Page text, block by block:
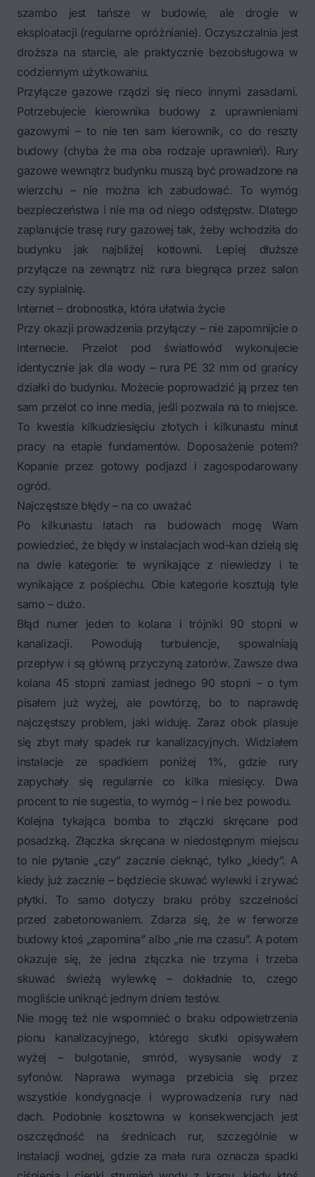
szambo jest tańsze w budowie, ale drogie w
eksploatacji (regularne opróżnianie). Oczyszczalnia jest
droższa na starcie, ale praktycznie bezobsługowa w
codziennym użytkowaniu.
Przyłącze gazowe rządzi się nieco innymi zasadami.
Potrzebujecie kierownika budowy z uprawnieniami
gazowymi – to nie ten sam kierownik, co do reszty
budowy (chyba że ma oba rodzaje uprawnień). Rury
gazowe wewnątrz budynku muszą być prowadzone na
wierzchu – nie można ich zabudować. To wymóg
bezpieczeństwa i nie ma od niego odstępstw. Dlatego
zaplanujcie trasę rury gazowej tak, żeby wchodziła do
budynku jak najbliżej kotłowni. Lepiej dłuższe
przyłącze na zewnątrz niż rura biegnąca przez salon
czy sypialnię.
Internet – drobnostka, która ułatwia życie
Przy okazji prowadzenia przyłączy – nie zapomnijcie o
internecie. Przelot pod światłowód wykonujecie
identycznie jak dla wody – rura PE 32 mm od granicy
działki do budynku. Możecie poprowadzić ją przez ten
sam przelot co inne media, jeśli pozwala na to miejsce.
To kwestia kilkudziesięciu złotych i kilkunastu minut
pracy na etapie fundamentów. Doposażenie potem?
Kopanie przez gotowy podjazd i zagospodarowany
ogród.
Najczęstsze błędy – na co uważać
Po kilkunastu latach na budowach mogę Wam
powiedzieć, że błędy w instalacjach wod-kan dzielą się
na dwie kategorie: te wynikające z niewiedzy i te
wynikające z pośpiechu. Obie kategorie kosztują tyle
samo – dużo.
Błąd numer jeden to kolana i trójniki 90 stopni w
kanalizacji. Powodują turbulencje, spowalniają
przepływ i są główną przyczyną zatorów. Zawsze dwa
kolana 45 stopni zamiast jednego 90 stopni – o tym
pisałem już wyżej, ale powtórzę, bo to naprawdę
najczęstszy problem, jaki widuję. Zaraz obok plasuje
się zbyt mały spadek rur kanalizacyjnych. Widziałem
instalacje ze spadkiem poniżej 1%, gdzie rury
zapychały się regularnie co kilka miesięcy. Dwa
procent to nie sugestia, to wymóg – i nie bez powodu.
Kolejna tykająca bomba to złączki skręcane pod
posadzką. Złączka skręcana w niedostępnym miejscu
to nie pytanie „czy” zacznie cieknąć, tylko „kiedy”. A
kiedy już zacznie – będziecie skuwać wylewki i zrywać
płytki. To samo dotyczy braku próby szczelności
przed zabetonowaniem. Zdarza się, że w ferworze
budowy ktoś „zapomina” albo „nie ma czasu”. A potem
okazuje się, że jedna złączka nie trzyma i trzeba
skuwać świeżą wylewkę – dokładnie to, czego
mogliście uniknąć jednym dniem testów.
Nie mogę też nie wspomnieć o braku odpowietrzenia
pionu kanalizacyjnego, którego skutki opisywałem
wyżej – bulgotanie, smród, wysysanie wody z
syfonów. Naprawa wymaga przebicia się przez
wszystkie kondygnacje i wyprowadzenia rury nad
dach. Podobnie kosztowna w konsekwencjach jest
oszczędność na średnicach rur, szczególnie w
instalacji wodnej, gdzie za mała rura oznacza spadki